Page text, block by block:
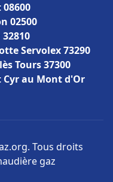
02500
Servolex 73290
Tours 37300
Cyr au Mont d'Or
Tous droits
gaz